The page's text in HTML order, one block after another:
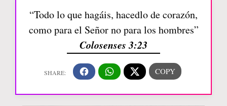
“Todo lo que hagáis, hacedlo de corazón,
como para el Señor no para los hombres”
Colosenses 3:23